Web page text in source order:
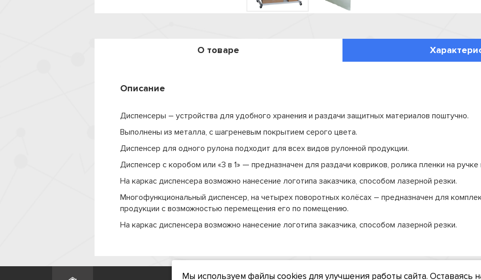
О товаре
Описание
Диспенсеры – устройства для удобного хранения и раздачи защитных материалов поштучно.
Выполнены из металла, с шагреневым покрытием серого цвета.
Диспенсер для одного рулона подходит для всех видов рулонной продукции.
Диспенсер с коробом или «3 в 1» — предназначен для раздачи ковриков, ролика пленки на ручке
На каркас диспенсера возможно нанесение логотипа заказчика, способом лазерной резки.
Многофункциональный диспенсер, на четырех поворотных колёсах – предназначен для
продукции с возможностью перемещения его по помещению.
На каркас диспенсера возможно нанесение логотипа заказчика, способом лазерной резки.
Мы используем файлы cookies для улучшения работы сайта. Оставаясь